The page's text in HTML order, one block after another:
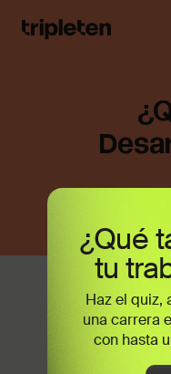
¿Qué
tu
Haz el quiz,
una carrera
con hasta